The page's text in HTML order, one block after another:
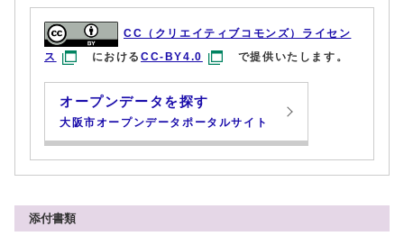
CC（クリエイティブコモンズ）ライセン
ス
におけるCC-BY4.0 で提供いたします。
オープンデータを探す
大阪市オープンデータポータルサイト
添付書類